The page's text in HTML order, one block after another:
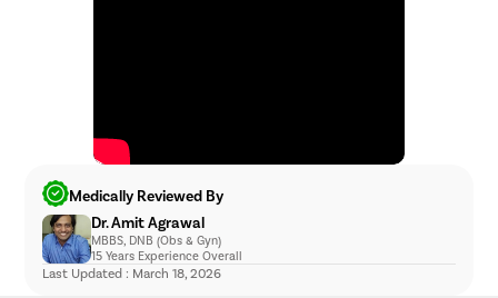
Medically Reviewed By
Dr. Amit Agrawal
MBBS, DNB (Obs & Gyn)
15 Years Experience Overall
Last Updated : March 18, 2026